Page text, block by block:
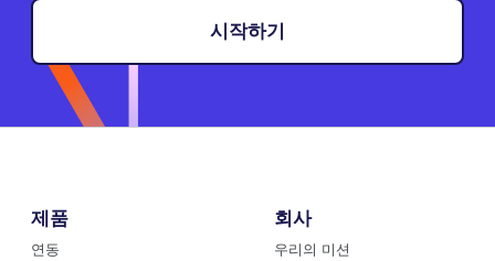
시작하기
제품
연동
회사
우리의 미션